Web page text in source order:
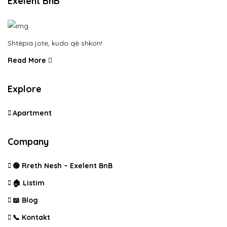
Shtëpia jote, kudo që shkon!
Read More
Explore
Apartment
Company
🟢 Rreth Nesh – Exelent BnB
🏠 Listim
📖 Blog
📞 Kontakt